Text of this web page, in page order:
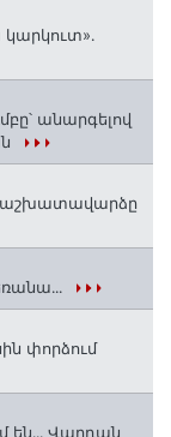
անարգելով
աշխատավարձը
փորձում
են․․․ Վարդան